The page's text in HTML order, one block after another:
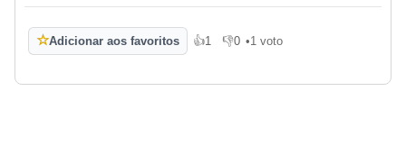
☆Adicionar aos favoritos 👍1
Gosto 👎0
Não gosto
•1 voto